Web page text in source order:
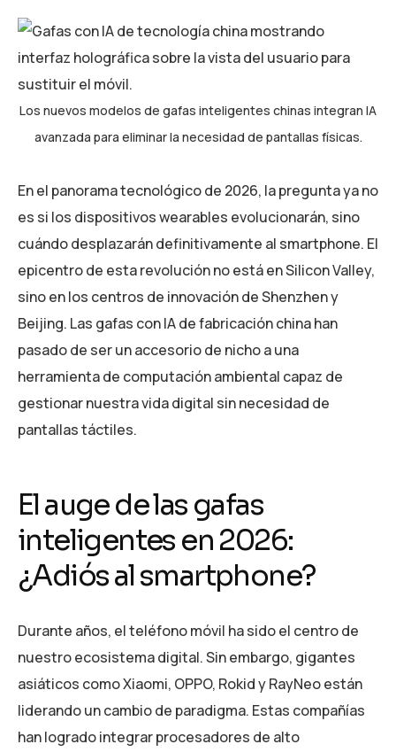
Los nuevos modelos de gafas inteligentes chinas integran IA
avanzada para eliminar la necesidad de pantallas físicas.
En el panorama tecnológico de 2026, la pregunta ya no
es si los dispositivos wearables evolucionarán, sino
cuándo desplazarán definitivamente al smartphone. El
epicentro de esta revolución no está en Silicon Valley,
sino en los centros de innovación de Shenzhen y
Beijing. Las gafas con IA de fabricación china han
pasado de ser un accesorio de nicho a una
herramienta de computación ambiental capaz de
gestionar nuestra vida digital sin necesidad de
pantallas táctiles.
El auge de las gafas
inteligentes en 2026:
¿Adiós al smartphone?
Durante años, el teléfono móvil ha sido el centro de
nuestro ecosistema digital. Sin embargo, gigantes
asiáticos como Xiaomi, OPPO, Rokid y RayNeo están
liderando un cambio de paradigma. Estas compañías
han logrado integrar procesadores de alto